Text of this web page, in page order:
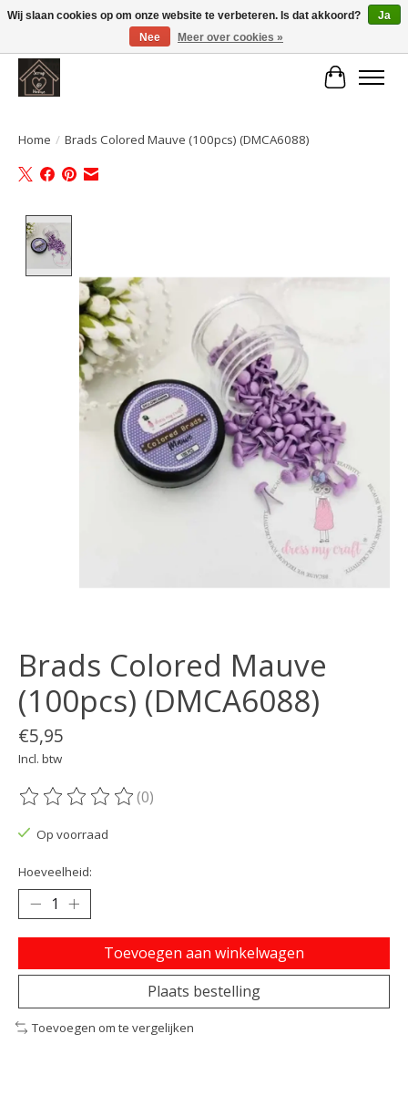
Large selection of products and fast shipping!
Home / Brads Colored Mauve (100pcs) (DMCA6088)
Brads Colored Mauve
(100pcs) (DMCA6088)
€5,95
Incl. btw
De beoordeling van dit product is
(0)
Op voorraad
Hoeveelheid:
Toevoegen aan winkelwagen
Plaats bestelling
Toevoegen om te vergelijken
Wij slaan cookies op om onze website te verbeteren. Is dat akkoord?
Ja
Nee
Meer over cookies »